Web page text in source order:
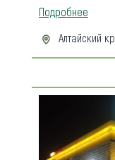
Подробнее
Алтайский